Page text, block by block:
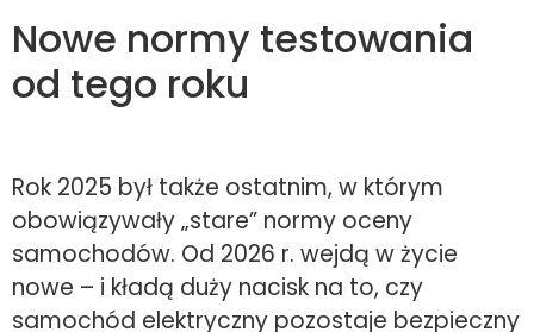
Nowe normy testowania
od tego roku
Rok 2025 był także ostatnim, w którym
obowiązywały „stare” normy oceny
samochodów. Od 2026 r. wejdą w życie
nowe – i kładą duży nacisk na to, czy
samochód elektryczny pozostaje bezpieczny